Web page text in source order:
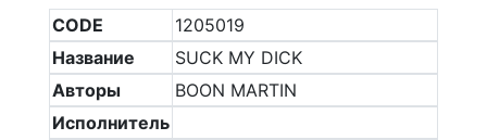
CODE
1205019
Название
SUCK MY DICK
Авторы
BOON MARTIN
Исполнитель